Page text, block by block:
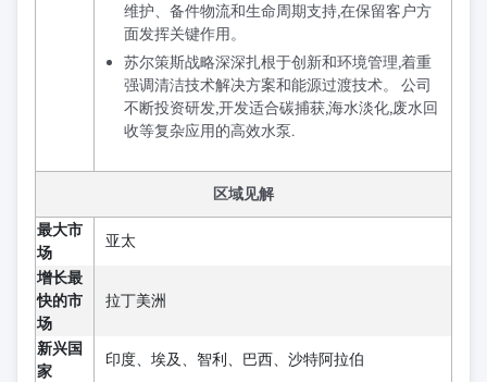
维护、备件物流和生命周期支持,在保留客户方
面发挥关键作用。
苏尔策斯战略深深扎根于创新和环境管理,着重
强调清洁技术解决方案和能源过渡技术。 公司
不断投资研发,开发适合碳捕获,海水淡化,废水回
收等复杂应用的高效水泵.
区域见解
最大市
场
亚太
增长最
快的市
场
拉丁美洲
新兴国
家
印度、埃及、智利、巴西、沙特阿拉伯